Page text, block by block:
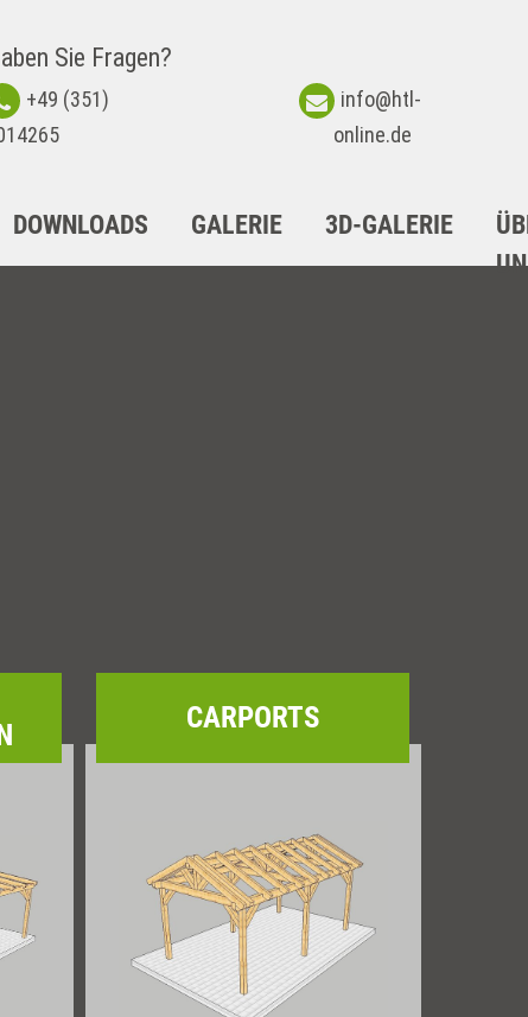
Sie Fragen?
+49 (351)
info@htl-
online.de
DOWNLOADS GALERIE 3D-GALERIE
CARPORTS